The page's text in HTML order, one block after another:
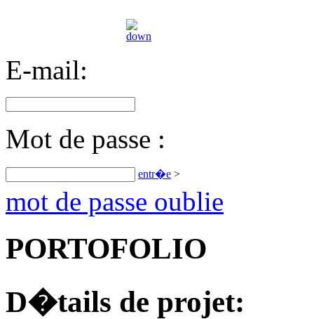
E-mail:
Mot de passe :
entr�e >
mot de passe oublie
PORTOFOLIO
D�tails de projet: